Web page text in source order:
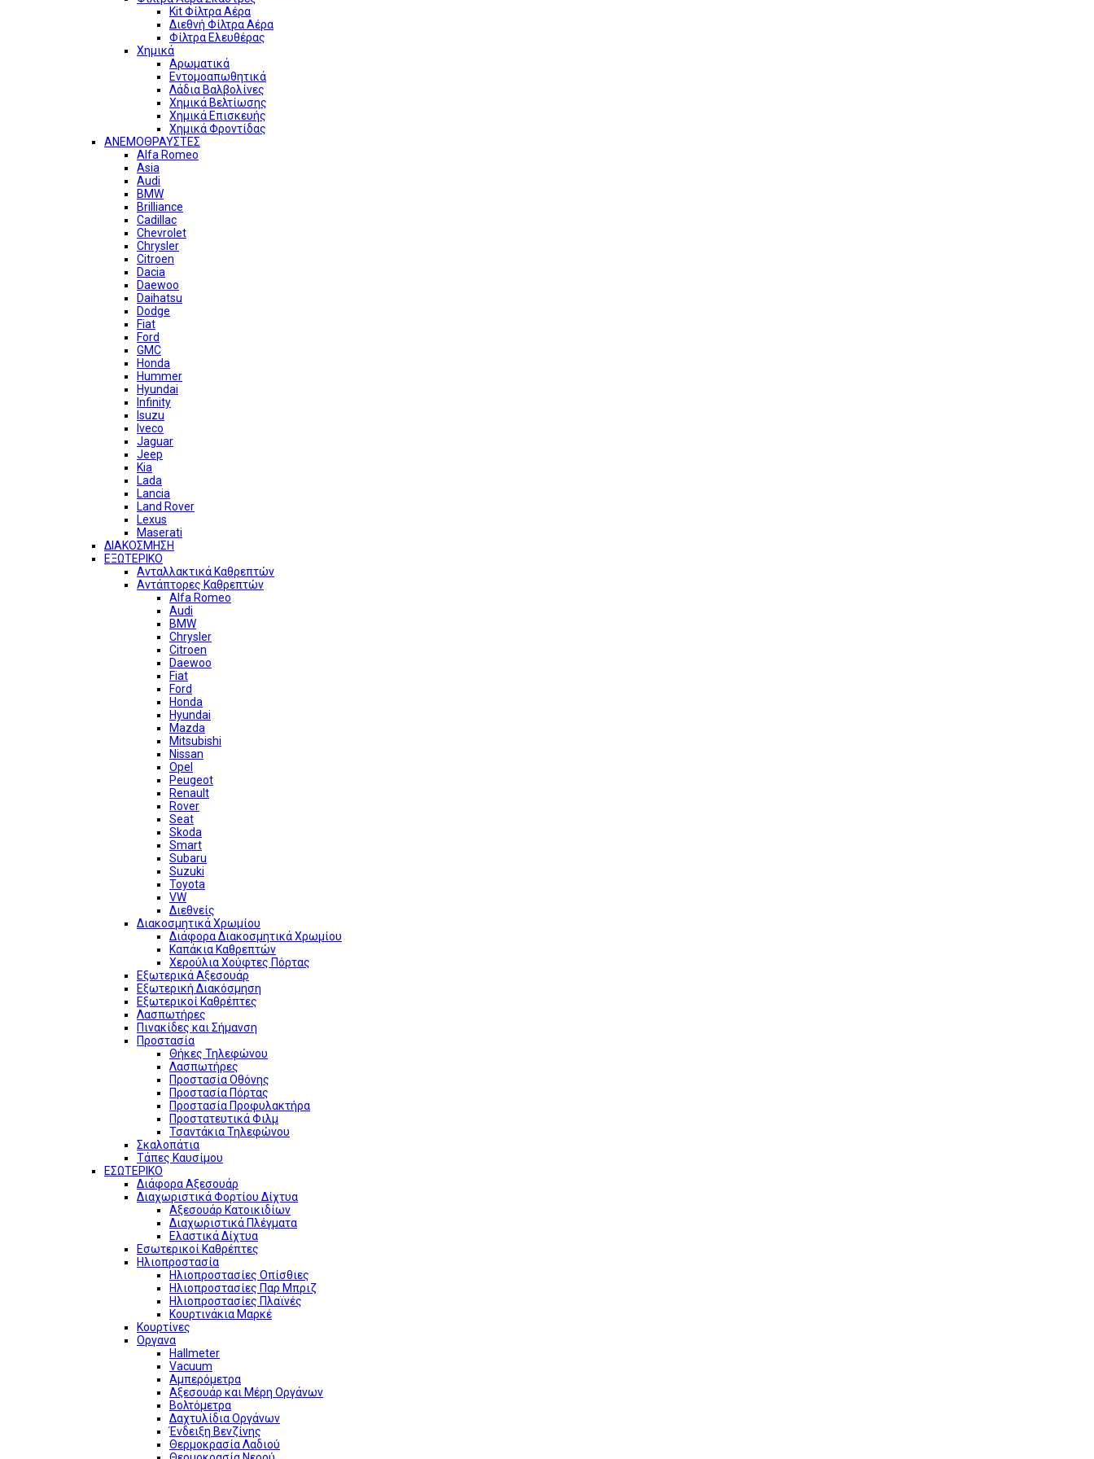
Kit Φίλτρα Αέρα
Διεθνή Φίλτρα Αέρα
Φίλτρα Ελευθέρας
Χημικά
Αρωματικά
Εντομοαπωθητικά
Λάδια Βαλβολίνες
Χημικά Βελτίωσης
Χημικά Επισκευής
Χημικά Φροντίδας
ΑΝΕΜΟΘΡΑΥΣΤΕΣ
Alfa Romeo
Asia
Audi
BMW
Brilliance
Cadillac
Chevrolet
Chrysler
Citroen
Dacia
Daewoo
Daihatsu
Dodge
Fiat
Ford
GMC
Honda
Hummer
Hyundai
Infinity
Isuzu
Iveco
Jaguar
Jeep
Kia
Lada
Lancia
Land Rover
Lexus
Maserati
ΔΙΑΚΟΣΜΗΣΗ
ΕΞΩΤΕΡΙΚΟ
Ανταλλακτικά Καθρεπτών
Αντάπτορες Καθρεπτών
Alfa Romeo
Audi
BMW
Chrysler
Citroen
Daewoo
Fiat
Ford
Honda
Hyundai
Mazda
Mitsubishi
Nissan
Opel
Peugeot
Renault
Rover
Seat
Skoda
Smart
Subaru
Suzuki
Toyota
VW
Διεθνείς
Διακοσμητικά Χρωμίου
Διάφορα Διακοσμητικά Χρωμίου
Καπάκια Καθρεπτών
Χερούλια Χούφτες Πόρτας
Εξωτερικά Αξεσουάρ
Εξωτερική Διακόσμηση
Εξωτερικοί Καθρέπτες
Λασπωτήρες
Πινακίδες και Σήμανση
Προστασία
Θήκες Τηλεφώνου
Λασπωτήρες
Προστασία Οθόνης
Προστασία Πόρτας
Προστασία Προφυλακτήρα
Προστατευτικά Φιλμ
Τσαντάκια Τηλεφώνου
Σκαλοπάτια
Τάπες Καυσίμου
ΕΣΩΤΕΡΙΚΟ
Διάφορα Αξεσουάρ
Διαχωριστικά Φορτίου Δίχτυα
Αξεσουάρ Κατοικιδίων
Διαχωριστικά Πλέγματα
Ελαστικά Δίχτυα
Εσωτερικοί Καθρέπτες
Ηλιοπροστασία
Ηλιοπροστασίες Οπίσθιες
Ηλιοπροστασίες Παρ Μπριζ
Ηλιοπροστασίες Πλαϊνές
Κουρτινάκια Μαρκέ
Κουρτίνες
Οργανα
Hallmeter
Vacuum
Αμπερόμετρα
Αξεσουάρ και Μέρη Οργάνων
Βολτόμετρα
Δαχτυλίδια Οργάνων
Ένδειξη Βενζίνης
Θερμοκρασία Λαδιού